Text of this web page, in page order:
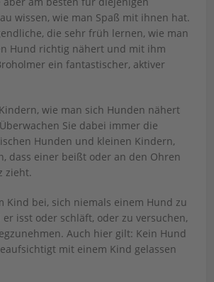
wissen, wie man Spaß mit ihnen hat.
die sehr früh lernen, wie man
Hund richtig nähert und mit ihm
ein fantastischer, aktiver
wie man sich Hunden nähert
Sie dabei immer die
Hunden und kleinen Kindern,
dass einer beißt oder an den Ohren
zieht.
Kind bei, sich niemals einem Hund zu
isst oder schläft, oder zu versuchen,
Auch hier gilt: Kein Hund
mit einem Kind gelassen